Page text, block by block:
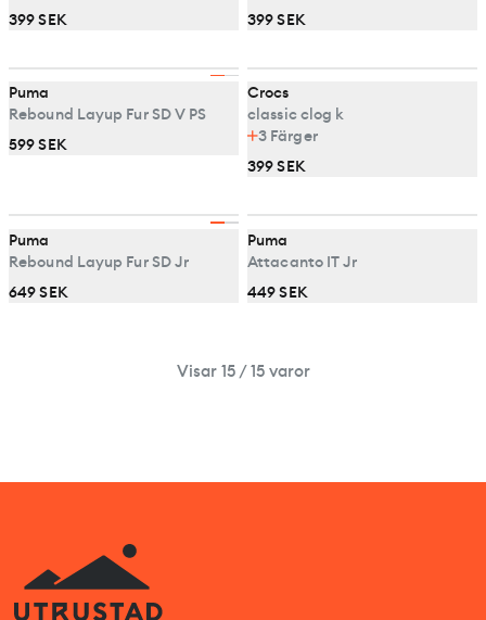
399 SEK
399 SEK
Puma
Rebound Layup Fur SD V PS
599 SEK
Crocs
classic clog k
3 Färger
399 SEK
Puma
Rebound Layup Fur SD Jr
649 SEK
Puma
Attacanto IT Jr
449 SEK
Visar 15 / 15 varor